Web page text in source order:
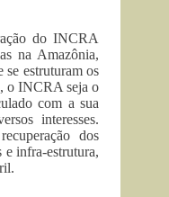
do INCRA
na Amazônia,
se estruturam os
o INCRA seja o
com a sua
interesses.
dos
e infra-estrutura,